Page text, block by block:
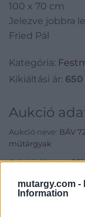
mutargy.com -
Information
100 x 70 cm
Jelezve jobbra
Fried Pál
Kategória:
Kikiáltási ár:
Aukció
Aukció neve: BÁV
műtárgyak
Aukció dátuma:
Aukció ideje: 18:00
Aukció helye: